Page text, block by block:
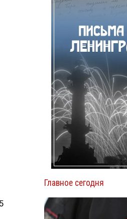
Главное сегодня